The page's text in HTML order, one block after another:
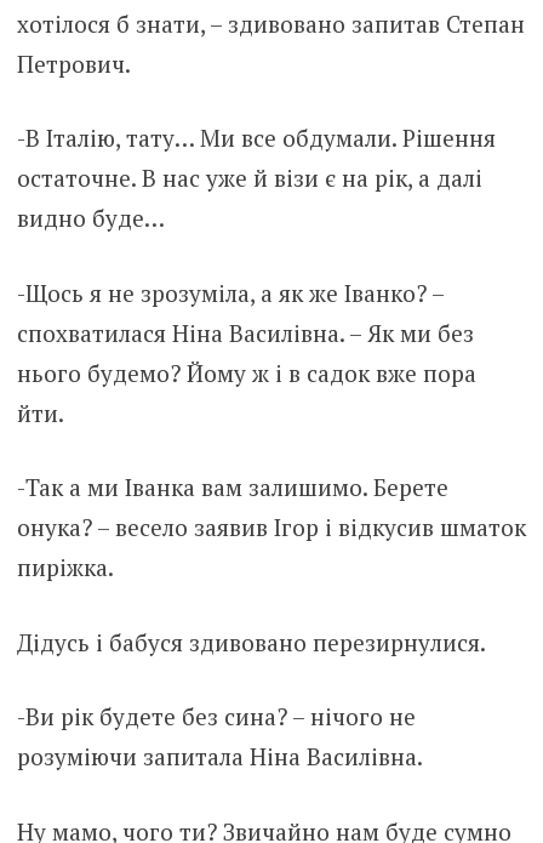
хотілося б знати, – здивовано запитав Степан
Петрович.
-В Італію, тату… Ми все обдумали. Рішення
остаточне. В нас уже й візи є на рік, а далі
видно буде…
-Щось я не зрозуміла, а як же Іванко? –
спохватилася Ніна Василівна. – Як ми без
нього будемо? Йому ж і в садок вже пора
йти.
-Так а ми Іванка вам залишимо. Берете
онука? – весело заявив Ігор і відкусив шматок
пиріжка.
Дідусь і бабуся здивовано перезирнулися.
-Ви рік будете без сина? – нічого не
розуміючи запитала Ніна Василівна.
Ну мамо, чого ти? Звичайно нам буде сумно